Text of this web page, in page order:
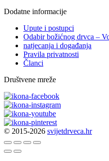
Dodatne informacije
Upute i postupci
Odabir božićnog drvca –
natjecanja i događanja
Pravila privatnosti
Članci
Društvene mreže
© 2015-2026 svijetdrveca.hr